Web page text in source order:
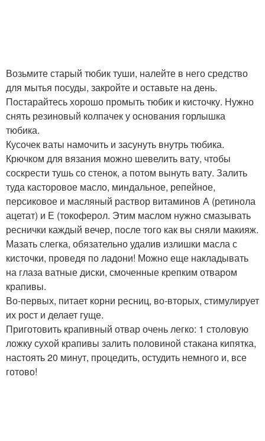
Возьмите старый тюбик туши, налейте в него средство
для мытья посуды, закройте и оставьте на день.
Постарайтесь хорошо промыть тюбик и кисточку. Нужно
снять резиновый колпачек у основания горлышка
тюбика.
Кусочек ваты намочить и засунуть внутрь тюбика.
Крючком для вязания можно шевелить вату, чтобы
соскрести тушь со стенок, а потом вынуть вату. Залить
туда касторовое масло, миндальное, репейное,
персиковое и масляный раствор витаминов А (ретинола
ацетат) и Е (токоферол. Этим маслом нужно смазывать
реснички каждый вечер, после того как вы сняли макияж.
Мазать слегка, обязательно удалив излишки масла с
кисточки, проведя по ладони! Можно еще накладывать
на глаза ватные диски, смоченные крепким отваром
крапивы.
Во-первых, питает корни ресниц, во-вторых, стимулирует
их рост и делает гуще.
Приготовить крапивный отвар очень легко: 1 столовую
ложку сухой крапивы залить половиной стакана кипятка,
настоять 20 минут, процедить, остудить немного и, все
готово!